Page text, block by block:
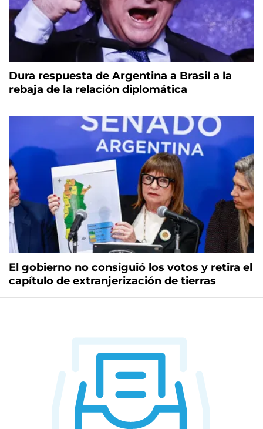
Dura respuesta de Argentina a Brasil a la
rebaja de la relación diplomática
El gobierno no consiguió los votos y retira el
capítulo de extranjerización de tierras